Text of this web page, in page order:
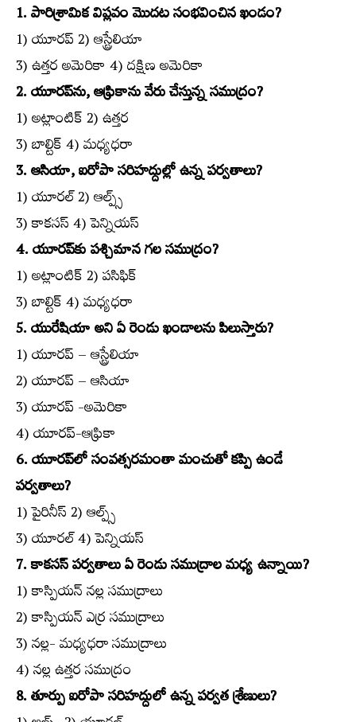
1. పారిశ్రామిక విప్లవం మొదట సంభవించిన ఖండం?
1) యూరప్‌ 2) ఆస్ట్రేలియా
3) ఉత్తర అమెరికా 4) దక్షిణ అమెరికా
2. యూరప్‌ను, ఆఫ్రికాను వేరు చేస్తున్న సముద్రం?
1) అట్లాంటిక్‌ 2) ఉత్తర
3) బాల్టిక్‌ 4) మధ్యధరా
3. ఆసియా, ఐరోపా సరిహద్దుల్లో ఉన్న పర్వతాలు?
1) యూరల్‌ 2) ఆల్ప్స్‌
3) కాకసస్‌ 4) పెన్నియస్‌
4. యూరప్‌కు పశ్చిమాన గల సముద్రం?
1) అట్లాంటిక్‌ 2) పసిఫిక్‌
3) బాల్టిక్‌ 4) మధ్యధరా
5. యురేషియా అని ఏ రెండు ఖండాలను పిలుస్తారు?
1) యూరప్‌ – ఆస్ట్రేలియా
2) యూరప్‌ – ఆసియా
3) యూరప్‌ -అమెరికా
4) యూరప్‌-ఆఫ్రికా
6. యూరప్‌లో సంవత్సరమంతా మంచుతో కప్పి ఉండే
పర్వతాలు?
1) పైరినీస్‌ 2) ఆల్ప్స్‌
3) యూరల్‌ 4) పెన్నియస్‌
7. కాకసస్‌ పర్వతాలు ఏ రెండు సముద్రాల మధ్య ఉన్నాయి?
1) కాస్పియన్‌ నల్ల సముద్రాలు
2) కాస్పియన్‌ ఎర్ర సముద్రాలు
3) నల్ల- మధ్యధరా సముద్రాలు
4) నల్ల ఉత్తర సముద్రం
8. తూర్పు ఐరోపా సరిహద్దులో ఉన్న పర్వత శ్రేణులు?